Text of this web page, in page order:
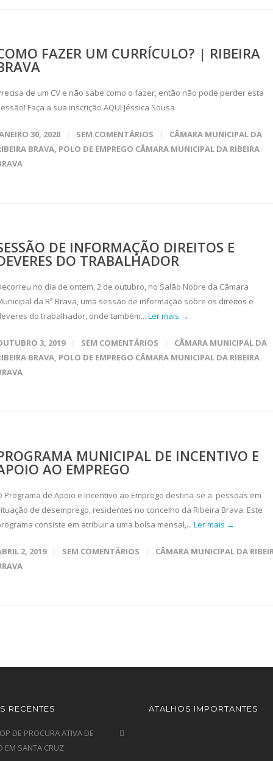
FAZER UM CURRÍCULO? | RIBEIRA
de um CV e não sabe como o fazer, então não pode perder esta
Faça a sua inscrição AQUI Jéssica Sousa
30, 2020 SEM COMENTÁRIOS
CÂMARA MUNICIPAL DA
BRAVA, POLO DE EMPREGO CÂMARA MUNICIPAL DA RIBEIRA
DE INFORMAÇÃO DIREITOS E
DO TRABALHADOR
no dia de ontem, 2 de outubro, no Salão Nobre da Câmara
da Rª Brava, uma sessão de informação sobre os direitos e
do trabalhador, onde também... Ler mais →
3, 2019 SEM COMENTÁRIOS
CÂMARA MUNICIPAL DA
BRAVA, POLO DE EMPREGO CÂMARA MUNICIPAL DA RIBEIRA
MUNICIPAL DE INCENTIVO E
AO EMPREGO
Programa de Apoio e Incentivo ao Emprego destina-se a pessoas em
de desemprego, residentes no concelho da Ribeira Brava. Este
consiste em atribuir a uma bolsa mensal,... Ler mais →
2, 2019 SEM COMENTÁRIOS
CÂMARA MUNICIPAL DA
RECENTES
DE PROCURA ATIVA DE
EM SANTA CRUZ
ATALHOS IMPORTANTES